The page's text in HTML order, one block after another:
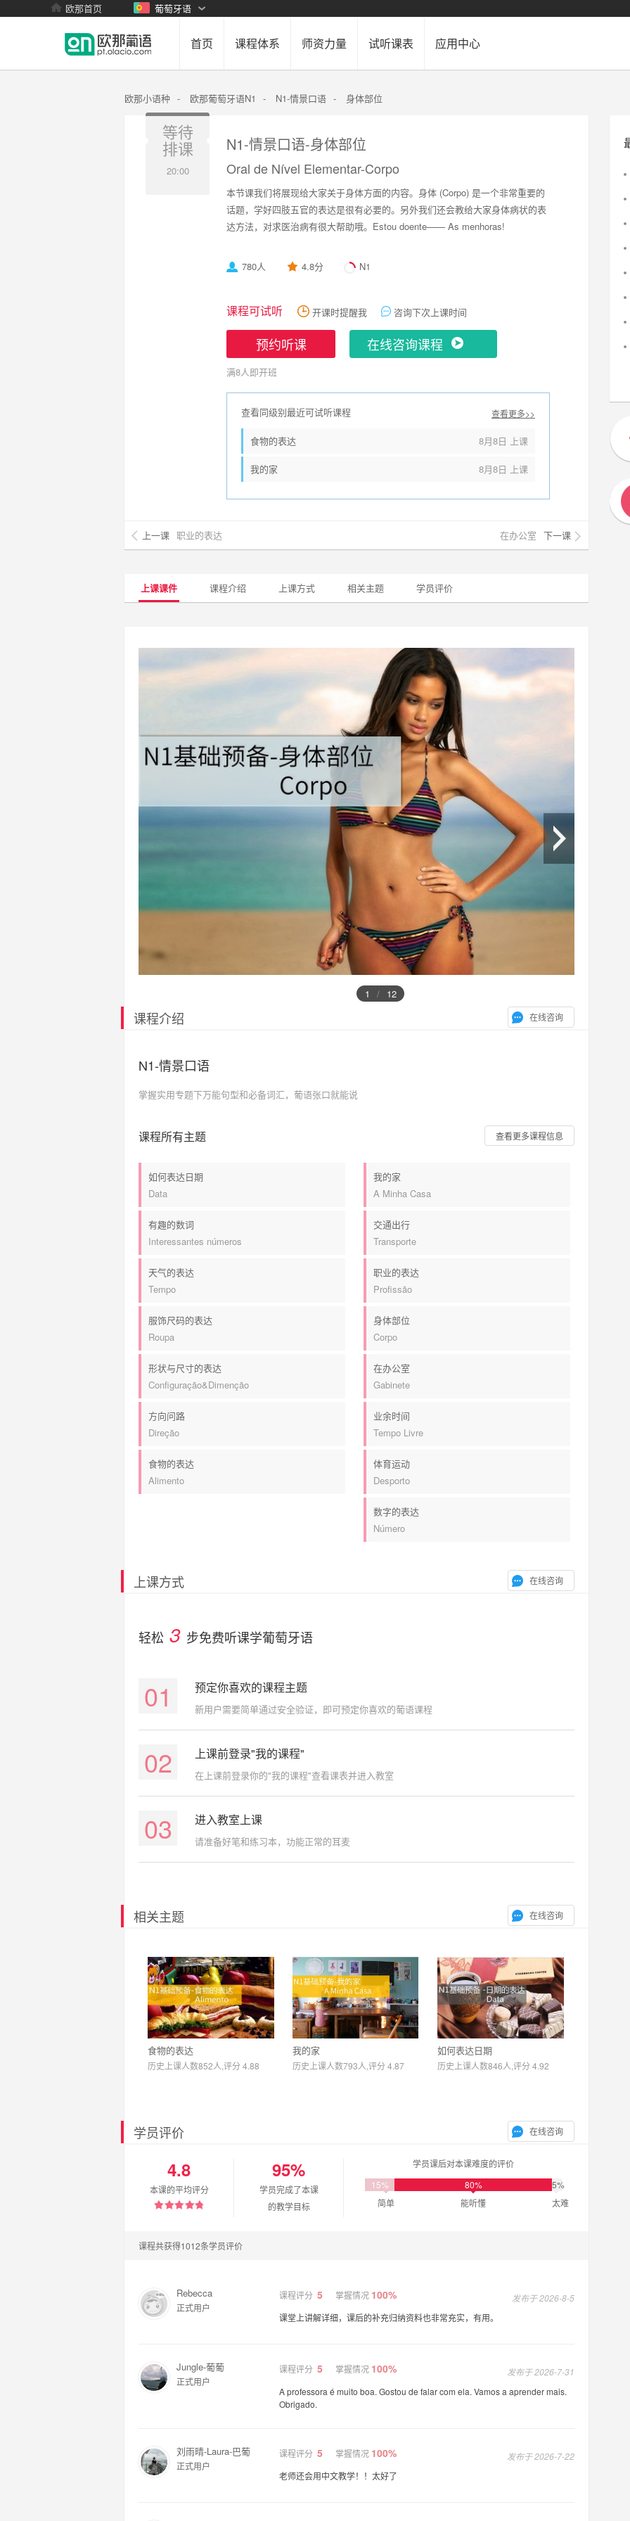
欧那首页 葡萄牙语
首页 课程体系 师资力量 试听课表 应用中心
欧那小语种 - 欧那葡萄牙语N1 - N1-情景口语 - 身体部位
等待
排课
20:00
N1-情景口语-身体部位
Oral de Nível Elementar-Corpo
本节课我们将展现给大家关于身体方面的内容。身体 (Corpo) 是一个非常重要的
话题，学好四肢五官的表达是很有必要的。另外我们还会教给大家身体病状的表
达方法，对求医治病有很大帮助哦。Estou doente—— As menhoras!
780人 4.8分 N1
课程可试听 开课时提醒我 咨询下次上课时间
预约听课 在线咨询课程
满8人即开班
查看同级别最近可试听课程 查看更多>>
食物的表达 8月8日 上课
我的家 8月8日 上课
上一课 职业的表达 在办公室 下一课
上课课件 课程介绍 上课方式 相关主题 学员评价
1 / 12
课程介绍 在线咨询
N1-情景口语
掌握实用专题下万能句型和必备词汇，葡语张口就能说
课程所有主题 查看更多课程信息
如何表达日期
Data
有趣的数词
Interessantes números
天气的表达
Tempo
服饰尺码的表达
Roupa
形状与尺寸的表达
Configuração&Dimenção
方向问路
Direção
食物的表达
Alimento
我的家
A Minha Casa
交通出行
Transporte
职业的表达
Profissão
身体部位
Corpo
在办公室
Gabinete
业余时间
Tempo Livre
体育运动
Desporto
数字的表达
Número
上课方式 在线咨询
轻松 3 步免费听课学葡萄牙语
01 预定你喜欢的课程主题
新用户需要简单通过安全验证，即可预定你喜欢的葡语课程
02 上课前登录"我的课程"
在上课前登录你的"我的课程"查看课表并进入教室
03 进入教室上课
请准备好笔和练习本，功能正常的耳麦
相关主题 在线咨询
食物的表达
历史上课人数852人,评分 4.88
我的家
历史上课人数793人,评分 4.87
如何表达日期
历史上课人数846人,评分 4.92
在线咨询
学员评价
4.8
本课的平均评分
95%
学员完成了本课
的教学目标
学员课后对本课难度的评价
15%
简单
80%
能听懂
5%
太难
课程共获得1012条学员评价
Rebecca
正式用户
课程评分 5 掌握情况 100%
发布于 2026-8-5
课堂上讲解详细，课后的补充归纳资料也非常充实，有用。
Jungle-葡葡
正式用户
课程评分 5 掌握情况 100%
发布于 2026-7-31
A professora é muito boa. Gostou de falar com ela. Vamos a aprender mais.
Obrigado.
刘雨晴-Laura-巴葡
正式用户
课程评分 5 掌握情况 100%
发布于 2026-7-22
老师还会用中文教学！！太好了